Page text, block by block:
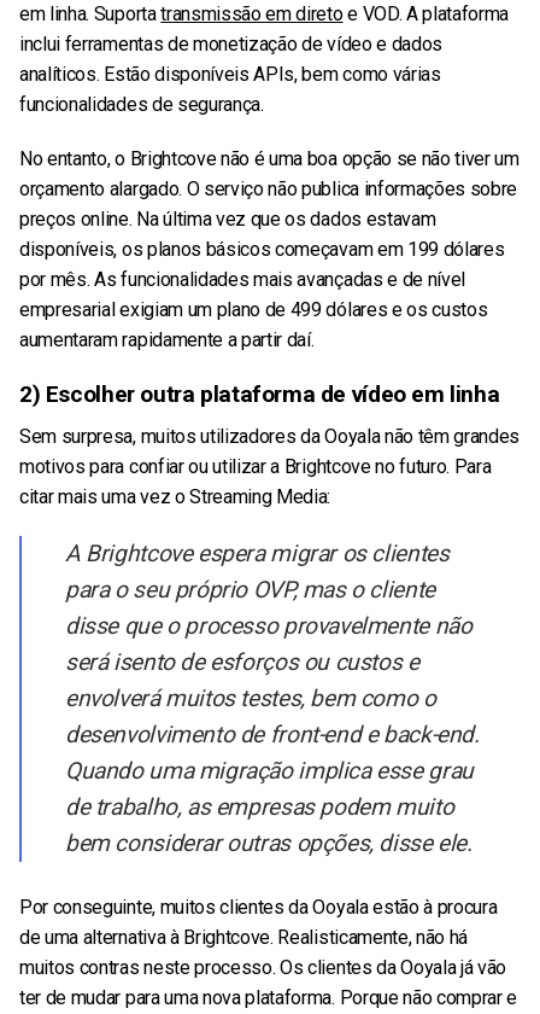
em linha. Suportatransmissão em diretoe VOD. A plataforma
inclui ferramentas de monetização de vídeo e dados
analíticos. Estão disponíveis APIs, bem como várias
funcionalidades de segurança.
No entanto, o Brightcove não é uma boa opção se não tiver um
orçamento alargado. O serviço não publica informações sobre
preços online. Na última vez que os dados estavam
disponíveis, os planos básicos começavam em 199 dólares
por mês. As funcionalidades mais avançadas e de nível
empresarial exigiam um plano de 499 dólares e os custos
aumentaram rapidamente a partir daí.
2) Escolher outra plataforma de vídeo em linha
Sem surpresa, muitos utilizadores da Ooyala não têm grandes
motivos para confiar ou utilizar a Brightcove no futuro. Para
citar mais uma vez o Streaming Media:
A Brightcove espera migrar os clientes
para o seu próprio OVP, mas o cliente
disse que o processo provavelmente não
será isento de esforços ou custos e
envolverá muitos testes, bem como o
desenvolvimento de front-end e back-end.
Quando uma migração implica esse grau
de trabalho, as empresas podem muito
bem considerar outras opções, disse ele.
Por conseguinte, muitos clientes da Ooyala estão à procura
de uma alternativa à Brightcove. Realisticamente, não há
muitos contras neste processo. Os clientes da Ooyala já vão
ter de mudar para uma nova plataforma. Porque não comprar e